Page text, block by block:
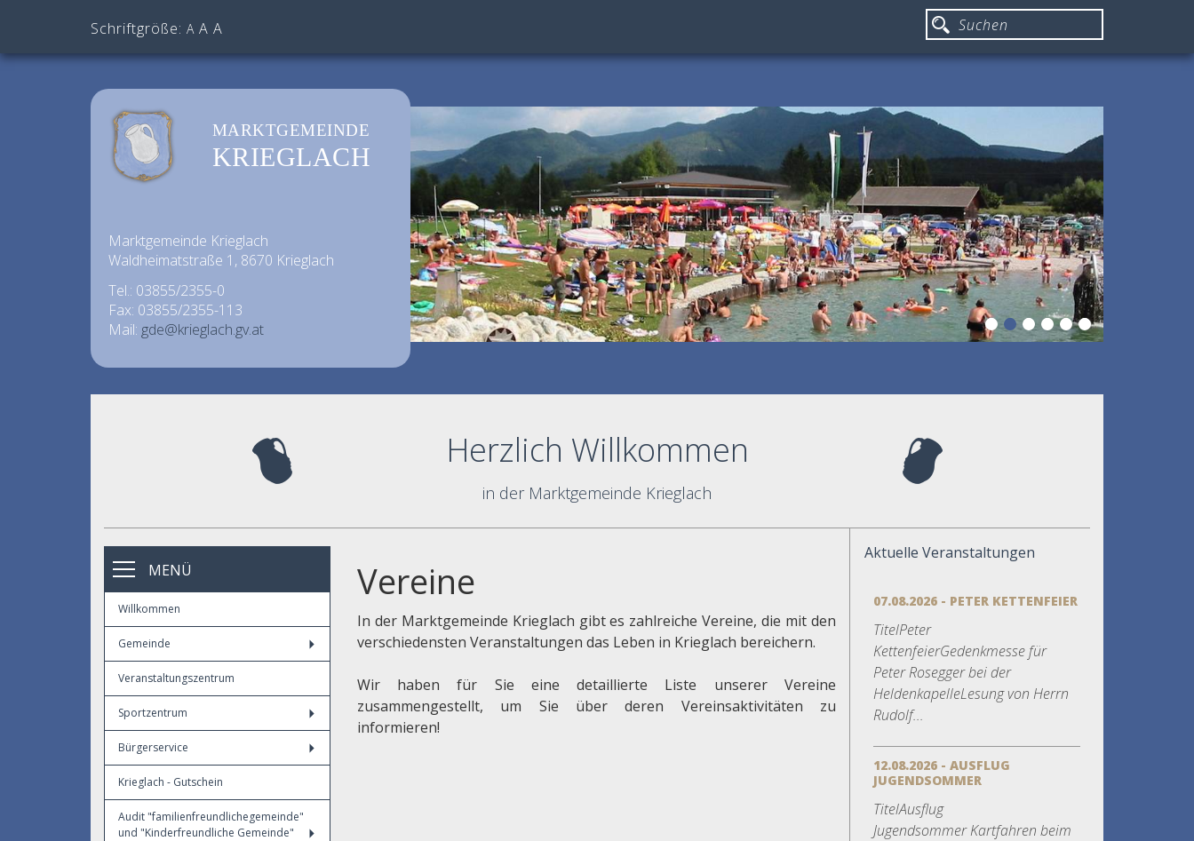
Schriftgröße: A A A
MARKTGEMEINDE
KRIEGLACH
Marktgemeinde Krieglach
Waldheimatstraße 1, 8670 Krieglach
Tel.: 03855/2355-0
Fax: 03855/2355-113
Mail: gde@krieglach.gv.at
Herzlich Willkommen
in der Marktgemeinde Krieglach
MENÜ
Willkommen
Gemeinde
Veranstaltungszentrum
Sportzentrum
Bürgerservice
Krieglach - Gutschein
Audit "familienfreundlichegemeinde"
und "Kinderfreundliche Gemeinde"
Vereine
In der Marktgemeinde Krieglach gibt es zahlreiche Vereine, die mit den
verschiedensten Veranstaltungen das Leben in Krieglach bereichern.
Wir haben für Sie eine detaillierte Liste unserer Vereine
zusammengestellt, um Sie über deren Vereinsaktivitäten zu
informieren!
Aktuelle Veranstaltungen
07.08.2026 - PETER KETTENFEIER
TitelPeter
KettenfeierGedenkmesse für
Peter Rosegger bei der
HeldenkapelleLesung von Herrn
Rudolf...
12.08.2026 - AUSFLUG
JUGENDSOMMER
TitelAusflug
Jugendsommer Kartfahren beim